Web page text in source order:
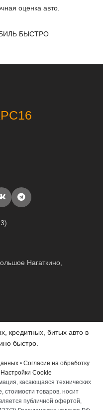
оценка авто.
БЫСТРО
Нагаткино,
кредитных, битых авто в
быстро.
• Согласие на обработку
Настройки Cookie
касающаяся технических
стоимости товаров, носит
публичной офертой,